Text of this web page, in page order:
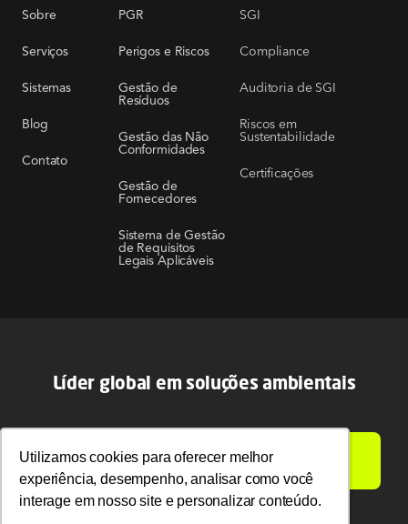
Utilizamos cookies para oferecer melhor
experiência, desempenho, analisar como você
interage em nosso site e personalizar conteúdo.
Utilizamos cookies para oferecer melhor
experiência, desempenho, analisar como você
interage em nosso site e personalizar conteúdo.
Sobre
Serviços
Sistemas
Blog
Contato
PGR
Perigos e Riscos
Gestão de
Resíduos
Gestão das Não
Conformidades
Gestão de
Fornecedores
Sistema de Gestão
de Requisitos
Legais Aplicáveis
SGI
Compliance
Auditoria de SGI
Riscos em
Sustentabilidade
Certificações
Líder global em soluções ambientais
LIGAMOS PARA VOCÊ